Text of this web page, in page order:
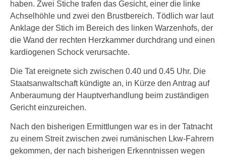
haben. Zwei Stiche trafen das Gesicht, einer die linke
Achselhöhle und zwei den Brustbereich. Tödlich war laut
Anklage der Stich im Bereich des linken Warzenhofs, der
die Wand der rechten Herzkammer durchdrang und einen
kardiogenen Schock verursachte.
Die Tat ereignete sich zwischen 0.40 und 0.45 Uhr. Die
Staatsanwaltschaft kündigte an, in Kürze den Antrag auf
Anberaumung der Hauptverhandlung beim zuständigen
Gericht einzureichen.
Nach den bisherigen Ermittlungen war es in der Tatnacht
zu einem Streit zwischen zwei rumänischen Lkw-Fahrern
gekommen, der nach bisherigen Erkenntnissen wegen